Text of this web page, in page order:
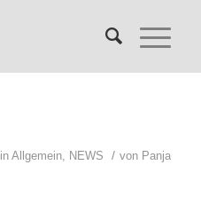
in Allgemein, NEWS / von Panja